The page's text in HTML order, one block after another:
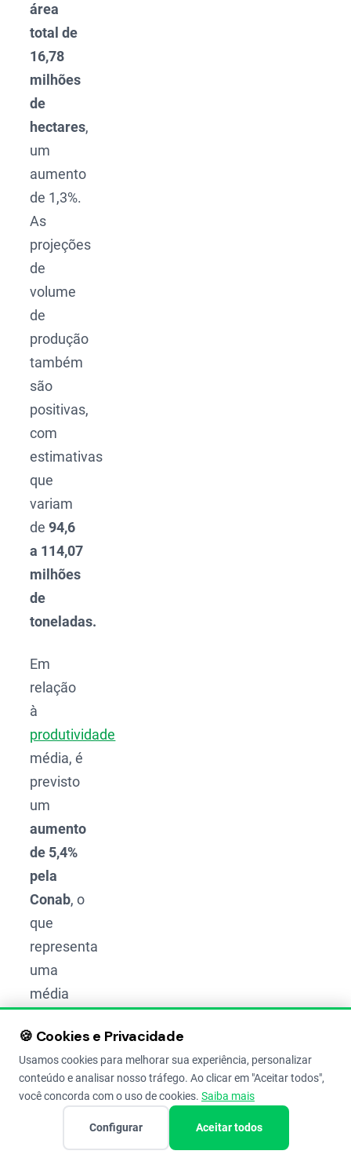
área
total de
16,78
milhões
de
hectares,
um
aumento
de 1,3%.
As
projeções
de
volume
de
produção
também
são
positivas,
com
estimativas
que
variam
de94,6
a 114,07
milhões
de
toneladas.
Em
relação
à
produtividade
média, é
previsto
um
aumento
de 5,4%
pela
Conab, o
que
representa
uma
média
kg/ha .
Progresso
e
🍪 Cookies e Privacidade
Usamos cookies para melhorar sua experiência, personalizar
conteúdo e analisar nosso tráfego. Ao clicar em "Aceitar todos",
você concorda com o uso de cookies. Saiba mais
Configurar Aceitar todos